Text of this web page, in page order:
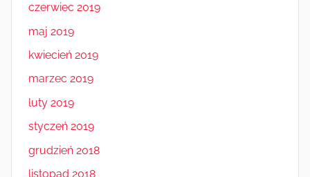
czerwiec 2019
maj 2019
kwiecień 2019
marzec 2019
luty 2019
styczeń 2019
grudzień 2018
listopad 2018